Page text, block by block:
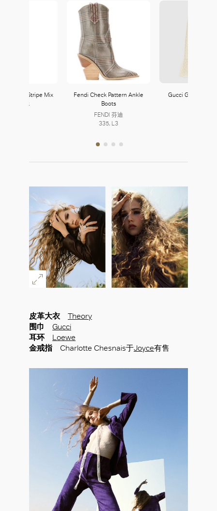
Stripe Mix
Turtleneck
Fendi Check Pattern Ankle
Boots
FENDI 芬迪
335, L3
Gucci GG
皮革大衣
Theory
围巾
Gucci
耳环
Loewe
金戒指 Charlotte Chesnais于Joyce有售